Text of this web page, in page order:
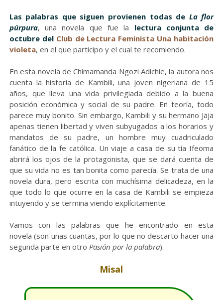
Las palabras que siguen provienen todas de La flor
púrpura, una novela que fue la lectura conjunta de
octubre del Club de Lectura Feminista Una habitación
violeta, en el que participo y el cual te recomiendo.
En esta novela de Chimamanda Ngozi Adichie, la autora nos
cuenta la historia de Kambili, una joven nigeriana de 15
años, que lleva una vida privilegiada debido a la buena
posición económica y social de su padre. En teoría, todo
parece muy bonito. Sin embargo, Kambili y su hermano Jaja
apenas tienen libertad y viven subyugados a los horarios y
mandatos de su padre, un hombre muy cuadriculado
fanático de la fe católica. Un viaje a casa de su tía Ifeoma
abrirá los ojos de la protagonista, que se dará cuenta de
que su vida no es tan bonita como parecía. Se trata de una
novela dura, pero escrita con muchísima delicadeza, en la
que todo lo que ocurre en la casa de Kambili se empieza
intuyendo y se termina viendo explícitamente.
Vamos con las palabras que he encontrado en esta
novela (son unas cuantas, por lo que no descarto hacer una
segunda parte en otro Pasión por la palabra).
Misal